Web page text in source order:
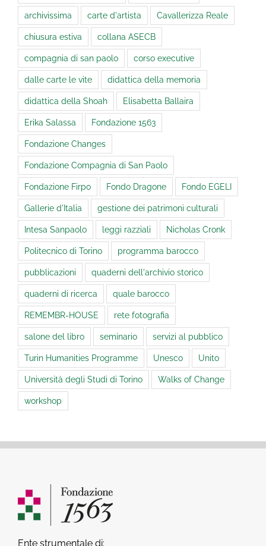
archivissima carte d'artista Cavallerizza Reale
chiusura estiva collana ASECB
compagnia di san paolo corso executive
dalle carte le vite didattica della memoria
didattica della Shoah Elisabetta Ballaira
Erika Salassa Fondazione 1563
Fondazione Changes
Fondazione Compagnia di San Paolo
Fondazione Firpo Fondo Dragone Fondo EGELI
Gallerie d'Italia gestione dei patrimoni culturali
Intesa Sanpaolo leggi razziali Nicholas Cronk
Politecnico di Torino programma barocco
pubblicazioni quaderni dell'archivio storico
quaderni di ricerca quale barocco
REMEMBR-HOUSE rete fotografia
salone del libro seminario servizi al pubblico
Turin Humanities Programme Unesco Unito
Università degli Studi di Torino Walks of Change
workshop
Ente strumentale di: